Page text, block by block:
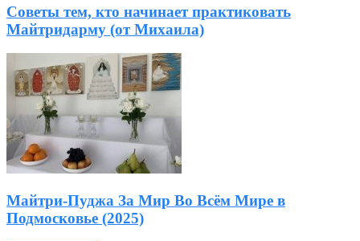
Советы тем, кто начинает практиковать
Майтридарму (от Михаила)
Майтри-Пуджа За Мир Во Всём Мире в
Подмосковье (2025)